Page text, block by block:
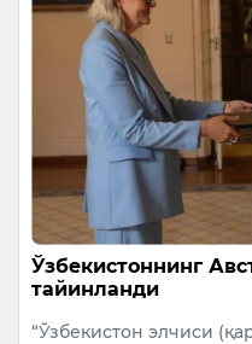
Ўзбекистоннинг
тайинланди
“Ўзбекистон элчиси